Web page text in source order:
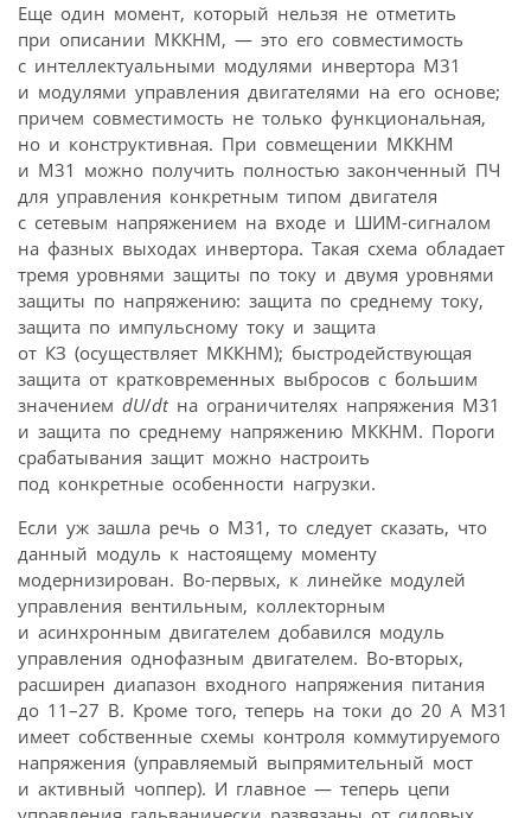
Еще один момент, который нельзя не отметить
при описании МККНМ, — это его совместимость
с интеллектуальными модулями инвертора М31
и модулями управления двигателями на его основе;
причем совместимость не только функциональная,
но и конструктивная. При совмещении МККНМ
и М31 можно получить полностью законченный ПЧ
для управления конкретным типом двигателя
с сетевым напряжением на входе и ШИМ-сигналом
на фазных выходах инвертора. Такая схема обладает
тремя уровнями защиты по току и двумя уровнями
защиты по напряжению: защита по среднему току,
защита по импульсному току и защита
от КЗ (осуществляет МККНМ); быстродействующая
защита от кратковременных выбросов с большим
значением dU/dtна ограничителях напряжения М31
и защита по среднему напряжению МККНМ. Пороги
срабатывания защит можно настроить
под конкретные особенности нагрузки.
Если уж зашла речь о М31, то следует сказать, что
данный модуль к настоящему моменту
модернизирован. Во-первых, к линейке модулей
управления вентильным, коллекторным
и асинхронным двигателем добавился модуль
управления однофазным двигателем. Во-вторых,
расширен диапазон входного напряжения питания
до 11–27 В. Кроме того, теперь на токи до 20 А М31
имеет собственные схемы контроля коммутируемого
напряжения (управляемый выпрямительный мост
и активный чоппер). И главное — теперь цепи